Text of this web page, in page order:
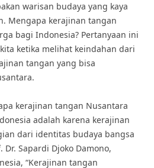
warisan budaya yang kaya
Mengapa kerajinan tangan
bagi Indonesia? Pertanyaan ini
ketika melihat keindahan dari
tangan yang bisa
kerajinan tangan Nusantara
adalah karena kerajinan
dari identitas budaya bangsa
Sapardi Djoko Damono,
“Kerajinan tangan